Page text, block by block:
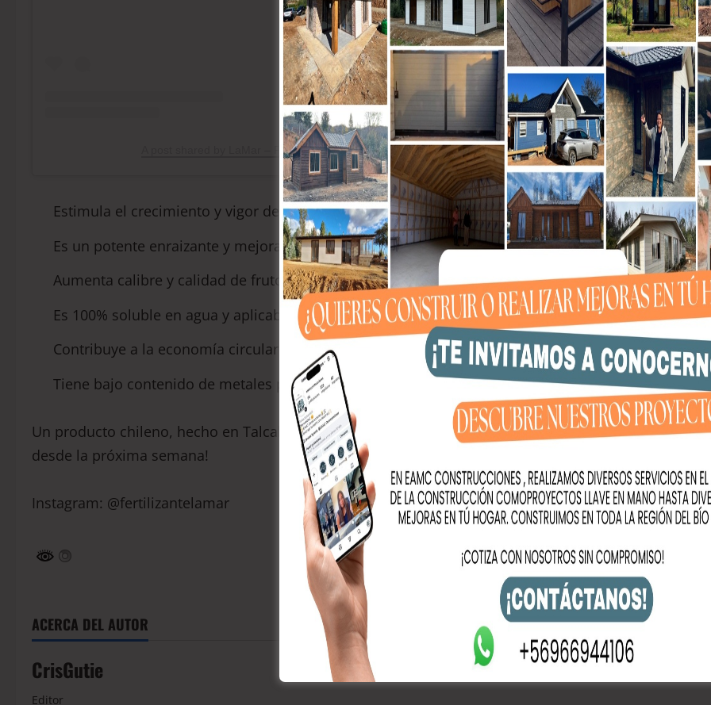
A post shared by LaMar – Fertilizante (@fertilizantelamar)
Estimula el crecimiento y vigor de las plantas.
Es un potente enraizante y mejorador de suelos.
Aumenta calibre y calidad de frutos, reduciendo el cracking en cerezas.
Es 100% soluble en agua y aplicable vía foliar o riego por goteo.
Contribuye a la economía circular y reduce la contaminación de la industria pesquera.
Tiene bajo contenido de metales pesados y regula el pH del suelo.
Un producto chileno, hecho en Talcahuano, para transformar la agricultura del país. ¡Disponible
desde la próxima semana!
Instagram: @fertilizantelamar
ACERCA DEL AUTOR
CrisGutie
Editor